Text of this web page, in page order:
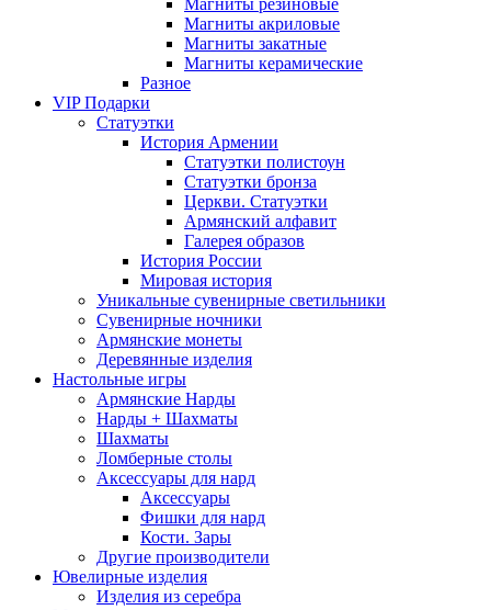
Магниты резиновые
Магниты акриловые
Магниты закатные
Магниты керамические
Разное
VIP Подарки
Статуэтки
История Армении
Статуэтки полистоун
Статуэтки бронза
Церкви. Статуэтки
Армянский алфавит
Галерея образов
История России
Мировая история
Уникальные сувенирные светильники
Сувенирные ночники
Армянские монеты
Деревянные изделия
Настольные игры
Армянские Нарды
Нарды + Шахматы
Шахматы
Ломберные столы
Аксессуары для нард
Аксессуары
Фишки для нард
Кости. Зары
Другие производители
Ювелирные изделия
Изделия из серебра